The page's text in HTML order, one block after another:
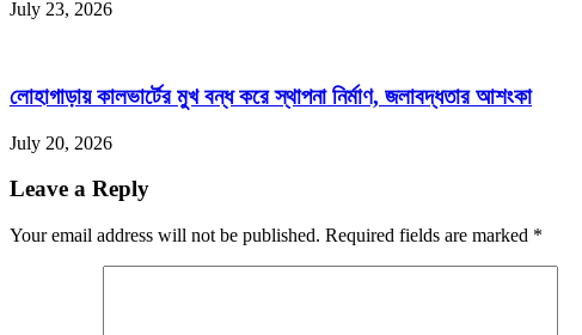
July 23, 2026
লোহাগাড়ায় কালভার্টের মুখ বন্ধ করে স্থাপনা নির্মাণ, জলাবদ্ধতার আশংকা
July 20, 2026
Leave a Reply
Your email address will not be published. Required fields are marked *